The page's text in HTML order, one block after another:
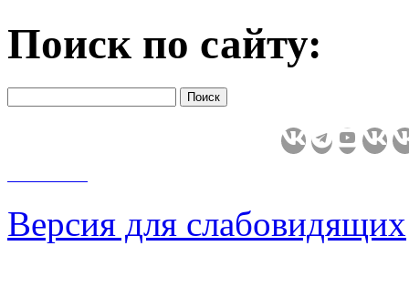
Поиск по сайту:
Версия для слабовидящих